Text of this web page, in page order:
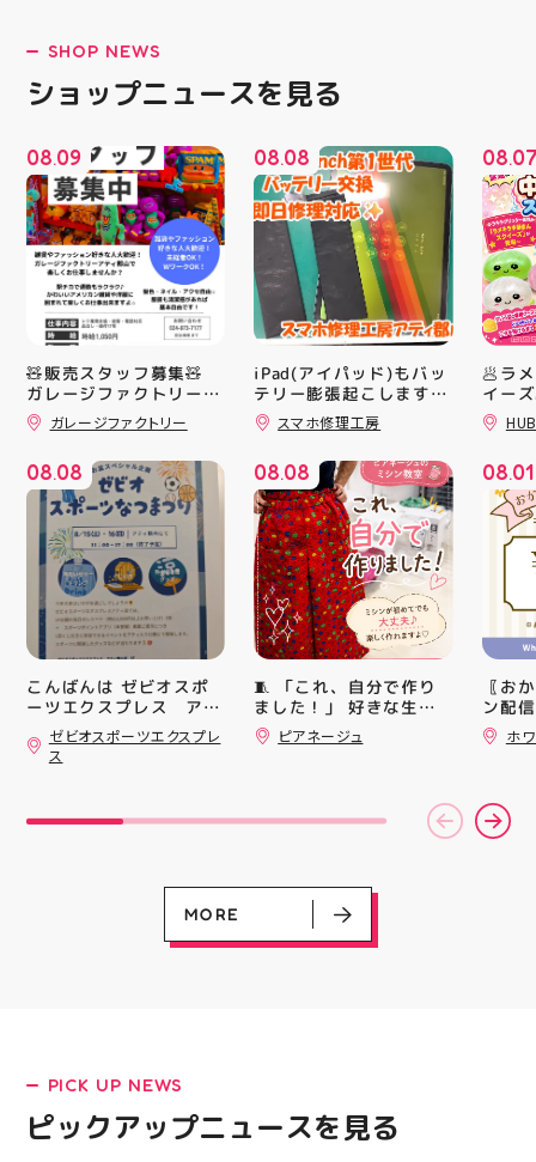
ピックアップニュース
SHOP NEWS
ショップニュースを見る
08.09
🧸販売スタッフ募集🧸
ガレージファクトリーア
ティ郡山では 販売スタ
ッフを募集しております
キャラクターや雑貨、
ファッションが好きな方
大歓迎️‍️‍️‍ Wワークされてる
方も可能ですよ！ 求人
サイト「エンゲージ」で
もご応募可能です‍♀️ ️DM
でのご応募は不可となり
ます️ 私達と一緒に楽し
くお仕事しましょう️ お
電話、ご応募お待ちして
おります！ #スタッフ募
集 #アティ郡山 #福島県
#郡山駅前 #郡山市
ガレージファクトリー
08.08
こんばんは ゼビオスポ
ーツエクスプレス アテ
ィ郡山です ・ 本日は
「ゼビオスポーツなつま
つり」開催のお知らせで
ィ館内にて ☆11:00〜
入り口横にて冷たいゼリ
ーや瓶ジュース、熱中症
た、5F店舗の当日のレシ
スポーツに関連したグッ
ズなどが当たりますので
ぜひご参加ください️ ・
ゼビオスポーツエクスプレ
ス
08.08
iPad(アイパッド)もバッ
テリー膨張起こします🔋
💥スマホ修理工房アティ
郡山店ならデータそのま
スマホ修理工房
08.08
🧵 「これ、自分で作り
ました！」 好きな生地
を選んで、ミシンで少し
ずつ形にしていく時間
ミシン教室では、 「ミ
シンを使ってみたいけ
ど、作り方が分からな
い」 そんな初心者さん
も大歓迎です お洋服・
バッグ・小物など、 あ
という方もお気軽に 作
りたいものについてもご
ピアネージュ
08.
🥟ラ
イー
沸騰
んス
が と
にゅ
みつ
い…
に入
らの
中華
中華
レン
シル
08.01
〖お
ン配
ッパ
￥
ース
験後
ホ
MORE
PICK UP NEWS
ピックアップニュースを見る